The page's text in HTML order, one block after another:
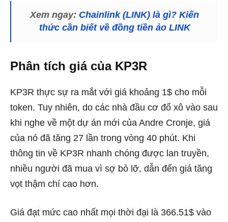
Xem ngay: Chainlink (LINK) là gì? Kiến
thức cần biết về đồng tiền ảo LINK
Phân tích giá của KP3R
KP3R thực sự ra mắt với giá khoảng 1$ cho mỗi
token. Tuy nhiên, do các nhà đầu cơ đổ xô vào sau
khi nghe về một dự án mới của Andre Cronje, giá
của nó đã tăng 27 lần trong vòng 40 phút. Khi
thông tin về KP3R nhanh chóng được lan truyền,
nhiều người đã mua vì sợ bỏ lỡ, dẫn đến giá tăng
vọt thậm chí cao hơn.
Giá đạt mức cao nhất mọi thời đại là 366.51$ vào